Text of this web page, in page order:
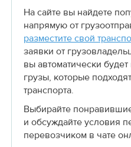
На сайте вы найдете
напрямую от
разместите свой
заявки от
вы автоматически будет
грузы, которые
транспорта.
Выбирайте
и обсуждайте условия
перевозчиком в чате